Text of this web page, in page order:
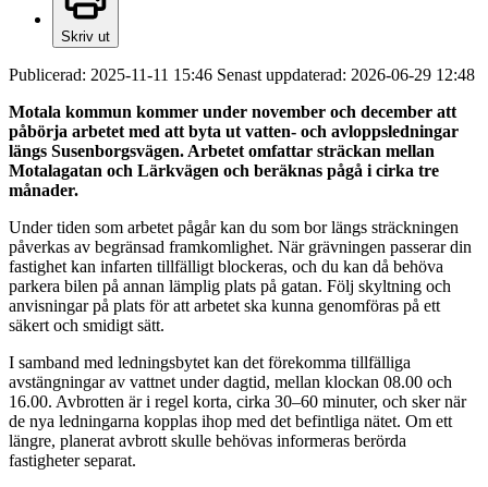
Skriv ut
Publicerad: 2025-11-11 15:46 Senast uppdaterad: 2026-06-29 12:48
Motala kommun kommer under november och december att
påbörja arbetet med att byta ut vatten- och avloppsledningar
längs Susenborgsvägen. Arbetet omfattar sträckan mellan
Motalagatan och Lärkvägen och beräknas pågå i cirka tre
månader.
Under tiden som arbetet pågår kan du som bor längs sträckningen
påverkas av begränsad framkomlighet. När grävningen passerar din
fastighet kan infarten tillfälligt blockeras, och du kan då behöva
parkera bilen på annan lämplig plats på gatan. Följ skyltning och
anvisningar på plats för att arbetet ska kunna genomföras på ett
säkert och smidigt sätt.
I samband med ledningsbytet kan det förekomma tillfälliga
avstängningar av vattnet under dagtid, mellan klockan 08.00 och
16.00. Avbrotten är i regel korta, cirka 30–60 minuter, och sker när
de nya ledningarna kopplas ihop med det befintliga nätet. Om ett
längre, planerat avbrott skulle behövas informeras berörda
fastigheter separat.